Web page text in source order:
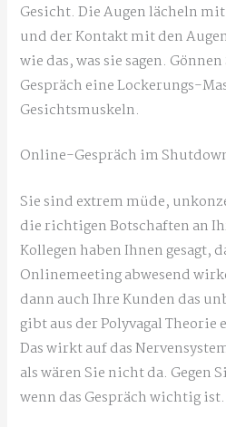
Gesicht. Die Augen lächeln
und der Kontakt mit den
wie das, was sie sagen.
Gespräch eine Lockerungs-
Gesichtsmuskeln.
Online-Gespräch im
Sie sind extrem müde,
die richtigen Botschaften an
Kollegen haben Ihnen gesagt,
Onlinemeeting abwesend
dann auch Ihre Kunden das
gibt aus der Polyvagal Theorie
Das wirkt auf das
als wären Sie nicht da. Gegen
wenn das Gespräch wichtig ist.